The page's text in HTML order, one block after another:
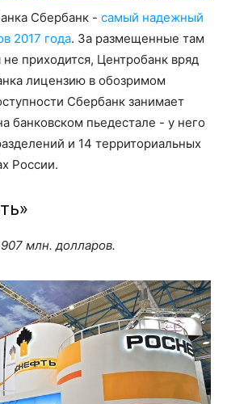
Сбербанк - самый надежный
2017 года. За размещенные там
не приходится, Центробанк вряд
лицензию в обозримом
Сбербанк занимает
банковском пьедестале - у него
и 14 территориальных
России.
млн. долларов.